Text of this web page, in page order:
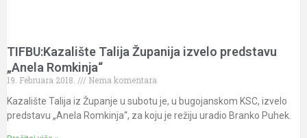
TIFBU:Kazalište Talija Županija izvelo predstavu
„Anela Romkinja“
19. Februara 2018.
Nema komentara
Kazalište Talija iz Županje u subotu je, u bugojanskom KSC, izvelo
predstavu „Anela Romkinja“, za koju je režiju uradio Branko Puhek.